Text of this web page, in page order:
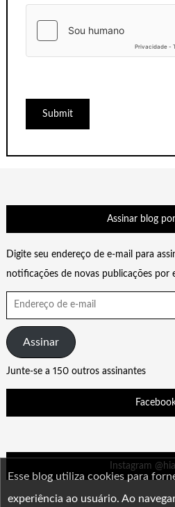
Assinar blog
Digite seu endereço de e-mail para
notificações de novas publicações por
Endereço
de
e-
mail
Assinar
Junte-se a 150 outros assinantes
Instagram
Esse blog utiliza cookies para
experiência ao usuário. Ao